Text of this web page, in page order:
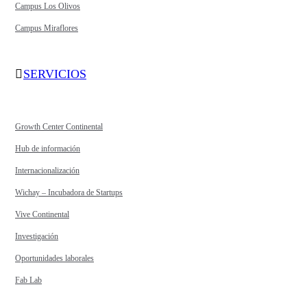
Campus Los Olivos
Campus Miraflores
SERVICIOS
Growth Center Continental
Hub de información
Internacionalización
Wichay – Incubadora de Startups
Vive Continental
Investigación
Oportunidades laborales
Fab Lab